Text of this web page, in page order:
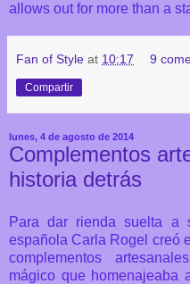
allows out for more than a
Fan of Style at 10:17 9
Compartir
lunes, 4 de agosto de 2014
Complementos
historia detrás
Para dar rienda suelta a
española Carla Rogel creó
complementos
mágico que homenajeaba